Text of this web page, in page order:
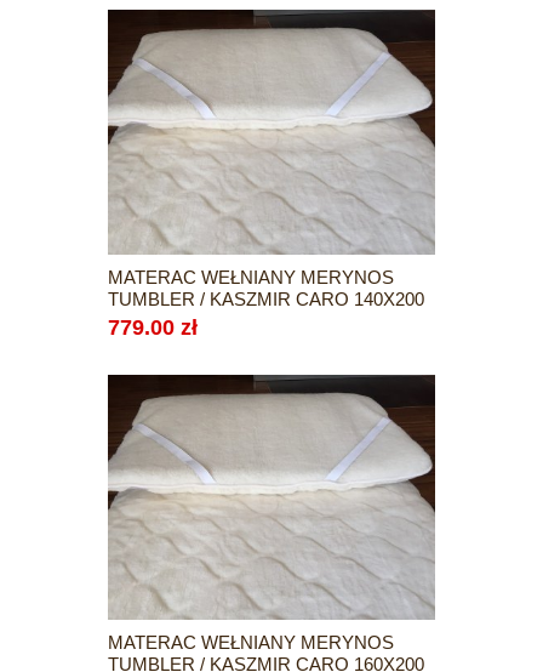
MATERAC WEŁNIANY MERYNOS
TUMBLER / KASZMIR CARO 140X200
779.00 zł
MATERAC WEŁNIANY MERYNOS
TUMBLER / KASZMIR CARO 160X200